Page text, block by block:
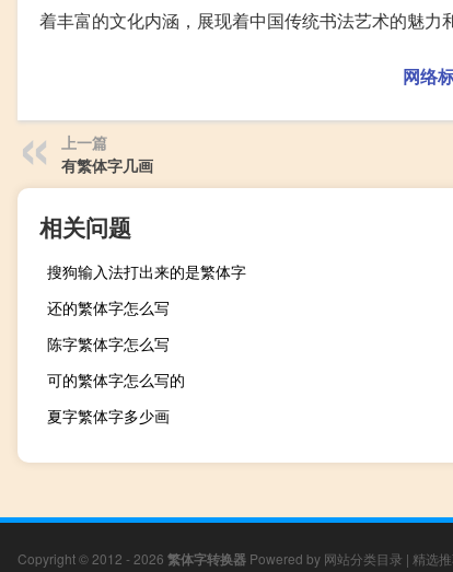
着丰富的文化内涵，展现着中国传统书法艺术的魅力
网络
上一篇
有繁体字几画
相关问题
搜狗输入法打出来的是繁体字
还的繁体字怎么写
陈字繁体字怎么写
可的繁体字怎么写的
夏字繁体字多少画
Copyright © 2012 - 2026 繁体字转换器 Powered by 网站分类目录 | 精选